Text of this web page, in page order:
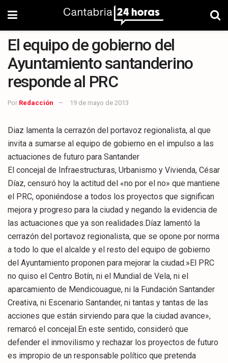
El equipo de gobierno del
Ayuntamiento santanderino
responde al PRC
Por Redacción 19 de mayo de 2013
Diaz lamenta la cerrazón del portavoz regionalista, al que
invita a sumarse al equipo de gobierno en el impulso a las
actuaciones de futuro para Santander
El concejal de Infraestructuras, Urbanismo y Vivienda, César
Díaz, censuró hoy la actitud del «no por el no» que mantiene
el PRC, oponiéndose a todos los proyectos que significan
mejora y progreso para la ciudad y negando la evidencia de
las actuaciones que ya son realidades.Díaz lamentó la
cerrazón del portavoz regionalista, que se opone por norma
a todo lo que el alcalde y el resto del equipo de gobierno
del Ayuntamiento proponen para mejorar la ciudad.»El PRC
no quiso el Centro Botín, ni el Mundial de Vela, ni el
aparcamiento de Mendicouague, ni la Fundación Santander
Creativa, ni Escenario Santander, ni tantas y tantas de las
acciones que están sirviendo para que la ciudad avance»,
remarcó el concejal.En este sentido, consideró que
defender el inmovilismo y rechazar los proyectos de futuro
es impropio de un responsable político que pretenda